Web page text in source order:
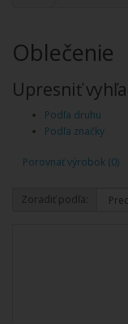
Oblečenie
Upresniť
Podľa druhu
Podľa značky
Porovnať výrobok (0)
Zoradiť podľa: